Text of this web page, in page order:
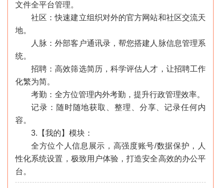
文件全平台管理。
社区：快速建立组织对外的官方网站和社区交流天
地。
人脉：外部客户通讯录，帮您搭建人脉信息管理系
统。
招聘：高效筛选简历，科学评估人才，让招聘工作
化繁为简。
考勤：全方位管理内外考勤，提升行政管理效率。
记录：随时随地获取、整理、分享、记录任何内
容。
3.【我的】模块：
全方位个人信息展示，高强度账号/数据保护，人
性化系统设置，极致用户体验，打造安全高效的办公平
台。